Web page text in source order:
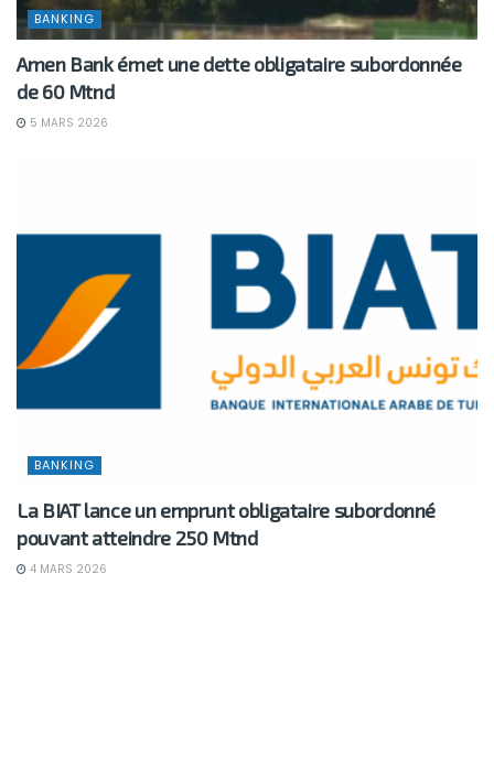
BANKING
Amen Bank émet une dette obligataire subordonnée
de 60 Mtnd
5 MARS 2026
BANKING
La BIAT lance un emprunt obligataire subordonné
pouvant atteindre 250 Mtnd
4 MARS 2026